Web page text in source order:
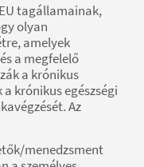
tagállamainak,
olyan
amelyek
a megfelelő
a krónikus
krónikus egészségi
Az
menedzsment